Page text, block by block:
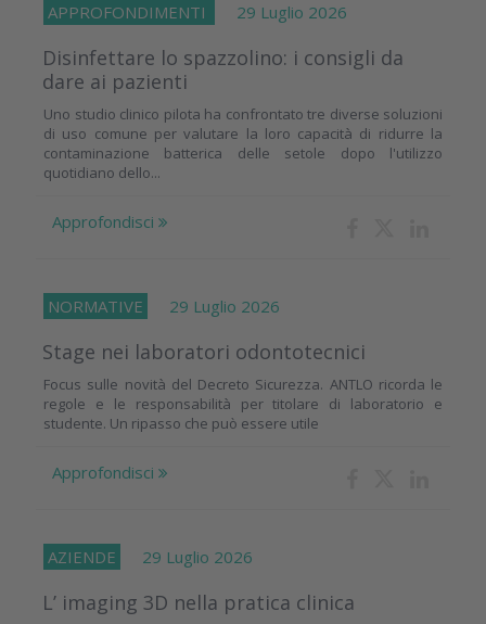
APPROFONDIMENTI 29 Luglio 2026
Disinfettare lo spazzolino: i consigli da
dare ai pazienti
Uno studio clinico pilota ha confrontato tre diverse soluzioni
di uso comune per valutare la loro capacità di ridurre la
contaminazione batterica delle setole dopo l'utilizzo
quotidiano dello...
Approfondisci
NORMATIVE 29 Luglio 2026
Stage nei laboratori odontotecnici
Focus sulle novità del Decreto Sicurezza. ANTLO ricorda le
regole e le responsabilità per titolare di laboratorio e
studente. Un ripasso che può essere utile
Approfondisci
AZIENDE 29 Luglio 2026
L’ imaging 3D nella pratica clinica